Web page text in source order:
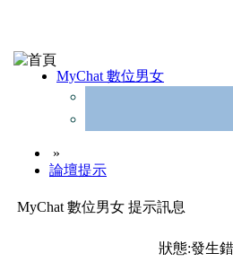
MyChat 數位男女
»
論壇提示
MyChat 數位男女 提示訊息
狀態:發生